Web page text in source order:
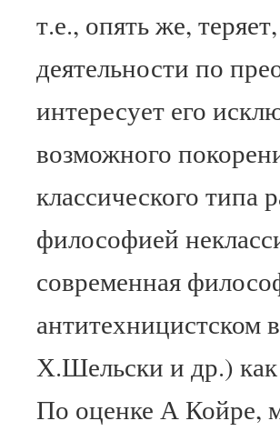
т.е., опять же,
деятельности по
интересует его
возможного
классического типа
философией
современная
антитехницистском
Х.Шельски и др.) как
По оценке А Койре,